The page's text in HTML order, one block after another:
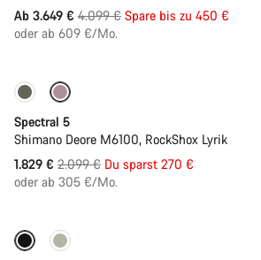
Ab 3.649 € Ursprungspreis
4.099 € Spare bis zu 450 €
oder ab 609 €/Mo.
Nur verfügbar in L | XL
Spectral 5
Shimano Deore M6100, RockShox Lyrik
1.829 € Ursprungspreis
2.099 € Du sparst 270 €
oder ab 305 €/Mo.
Nur verfügbar in XL